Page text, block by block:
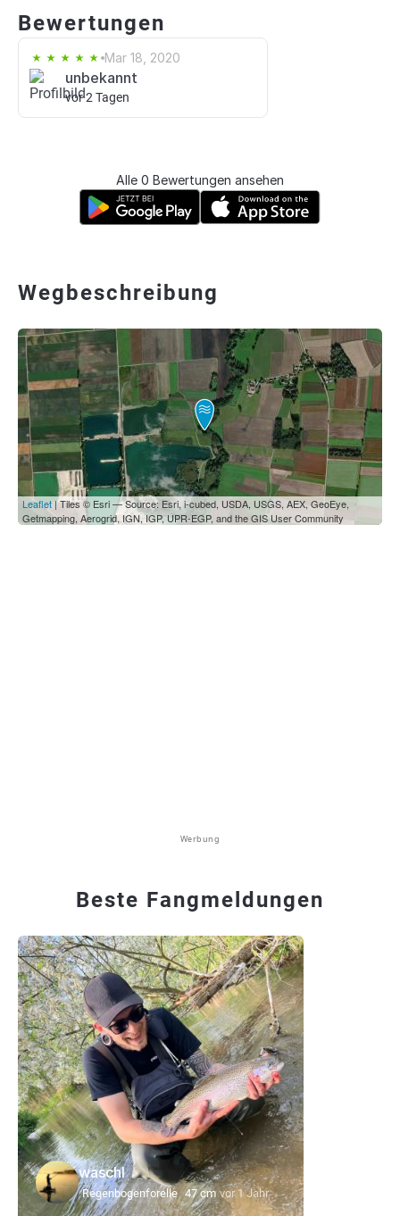
Bewertungen
Mar 18, 2020
unbekannt
vor 2 Tagen
Alle 0 Bewertungen ansehen
Wegbeschreibung
Leaflet| Tiles © Esri — Source: Esri, i-cubed, USDA, USGS, AEX, GeoEye,
Getmapping, Aerogrid, IGN, IGP, UPR-EGP, and the GIS User Community
Werbung
Beste Fangmeldungen
waschl
Regenbogenforelle 47 cm vor 1 Jahr